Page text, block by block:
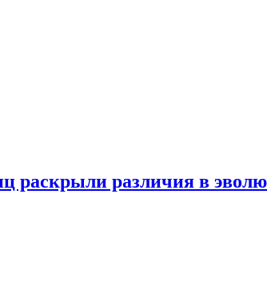
раскрыли различия в